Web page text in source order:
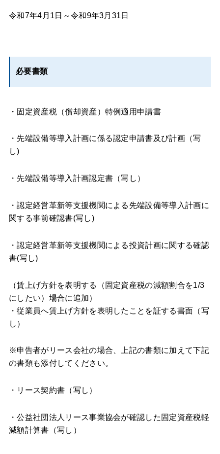
令和7年4月1日～令和9年3月31日
必要書類
・固定資産税（償却資産）特例適用申請書
・先端設備等導入計画に係る認定申請書及び計画（写
し)
・先端設備等導入計画認定書（写し）
・認定経営革新等支援機関による先端設備等導入計画に
関する事前確認書(写し)
・認定経営革新等支援機関による投資計画に関する確認
書(写し)
（賃上げ方針を表明する（固定資産税の減額割合を1/3
にしたい）場合に追加）
・従業員へ賃上げ方針を表明したことを証する書面（写
し）
※申告者がリース会社の場合、上記の書類に加えて下記
の書類も添付してください。
・リース契約書（写し）
・公益社団法人リース事業協会が確認した固定資産税軽
減額計算書（写し）